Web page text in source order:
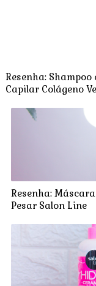
Resenha:
Capilar Colágeno
Resenha:
Pesar Salon Line